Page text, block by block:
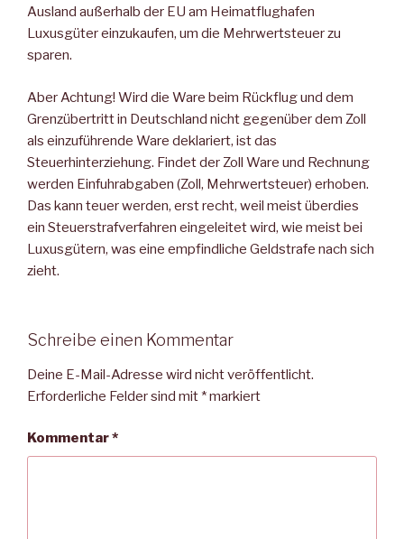
Ausland außerhalb der EU am Heimatflughafen
Luxusgüter einzukaufen, um die Mehrwertsteuer zu
sparen.
Aber Achtung! Wird die Ware beim Rückflug und dem
Grenzübertritt in Deutschland nicht gegenüber dem Zoll
als einzuführende Ware deklariert, ist das
Steuerhinterziehung. Findet der Zoll Ware und Rechnung
werden Einfuhrabgaben (Zoll, Mehrwertsteuer) erhoben.
Das kann teuer werden, erst recht, weil meist überdies
ein Steuerstrafverfahren eingeleitet wird, wie meist bei
Luxusgütern, was eine empfindliche Geldstrafe nach sich
zieht.
Schreibe einen Kommentar
Deine E-Mail-Adresse wird nicht veröffentlicht.
Erforderliche Felder sind mit *markiert
Kommentar*